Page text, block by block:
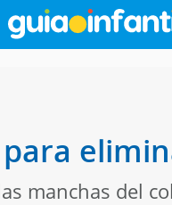
manchas del